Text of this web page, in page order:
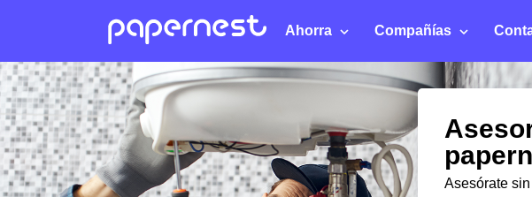
Ahorra Compañías
Asesórate